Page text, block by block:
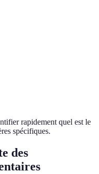
rapidement quel est le
spécifiques.
des